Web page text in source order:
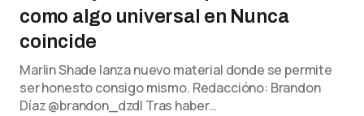
como algo universal en Nunca
coincide
Marlin Shade lanza nuevo material donde se permite
ser honesto consigo mismo. Redaccióno: Brandon
Díaz @brandon_dzdl Tras haber…